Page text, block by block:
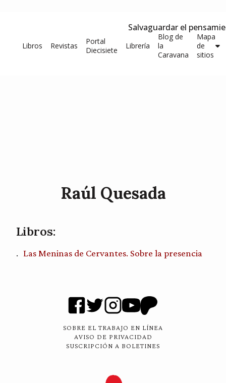
Salvaguardar el
Libros Revistas
Portal
Diecisiete
Librería
Blog de
la
Caravana
Mapa
de
sitios
Raúl Quesada
Libros:
Las Meninas de Cervantes. Sobre la presencia
SOBRE EL TRABAJO EN LÍNEA
AVISO DE PRIVACIDAD
SUSCRIPCIÓN A BOLETINES